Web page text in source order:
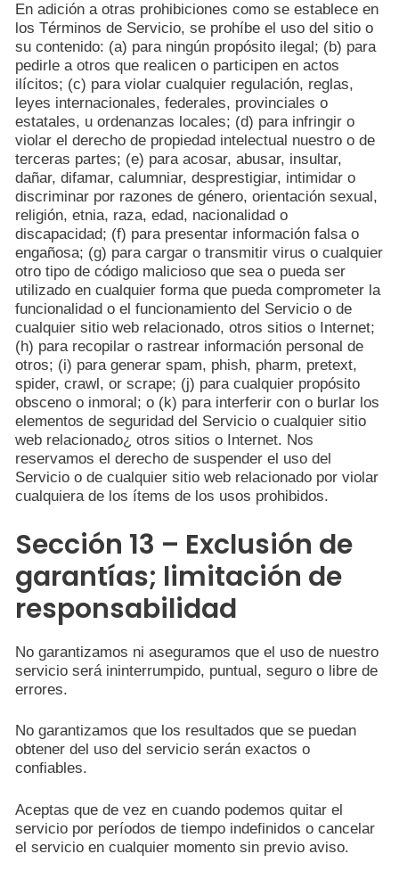
En adición a otras prohibiciones como se establece en
los Términos de Servicio, se prohíbe el uso del sitio o
su contenido: (a) para ningún propósito ilegal; (b) para
pedirle a otros que realicen o participen en actos
ilícitos; (c) para violar cualquier regulación, reglas,
leyes internacionales, federales, provinciales o
estatales, u ordenanzas locales; (d) para infringir o
violar el derecho de propiedad intelectual nuestro o de
terceras partes; (e) para acosar, abusar, insultar,
dañar, difamar, calumniar, desprestigiar, intimidar o
discriminar por razones de género, orientación sexual,
religión, etnia, raza, edad, nacionalidad o
discapacidad; (f) para presentar información falsa o
engañosa; (g) para cargar o transmitir virus o cualquier
otro tipo de código malicioso que sea o pueda ser
utilizado en cualquier forma que pueda comprometer la
funcionalidad o el funcionamiento del Servicio o de
cualquier sitio web relacionado, otros sitios o Internet;
(h) para recopilar o rastrear información personal de
otros; (i) para generar spam, phish, pharm, pretext,
spider, crawl, or scrape; (j) para cualquier propósito
obsceno o inmoral; o (k) para interferir con o burlar los
elementos de seguridad del Servicio o cualquier sitio
web relacionado¿ otros sitios o Internet. Nos
reservamos el derecho de suspender el uso del
Servicio o de cualquier sitio web relacionado por violar
cualquiera de los ítems de los usos prohibidos.
Sección 13 – Exclusión de
garantías; limitación de
responsabilidad
No garantizamos ni aseguramos que el uso de nuestro
servicio será ininterrumpido, puntual, seguro o libre de
errores.
No garantizamos que los resultados que se puedan
obtener del uso del servicio serán exactos o
confiables.
Aceptas que de vez en cuando podemos quitar el
servicio por períodos de tiempo indefinidos o cancelar
el servicio en cualquier momento sin previo aviso.